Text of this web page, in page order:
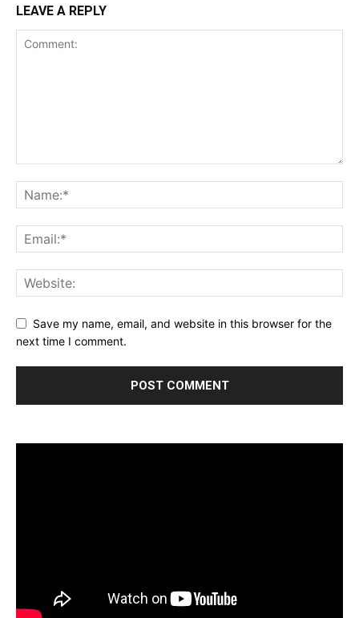
LEAVE A REPLY
Save my name, email, and website in this browser for the
next time I comment.